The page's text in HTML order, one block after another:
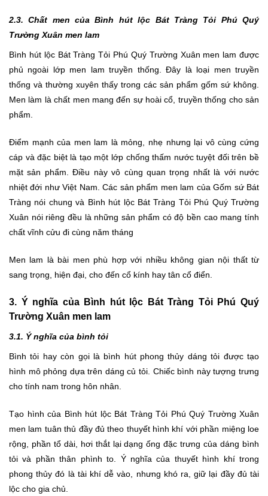
2.3. Chất men của Bình hút lộc Bát Tràng Tỏi Phú Quý
Trường Xuân men lam
Bình hút lộc Bát Tràng Tỏi Phú Quý Trường Xuân men lam được
phủ ngoài lớp men lam truyền thống. Đây là loại men truyền
thống và thường xuyên thấy trong các sản phẩm gốm sứ không.
Men làm là chất men mang đến sự hoài cổ, truyền thống cho sản
phẩm.
Điểm mạnh của men lam là mỏng, nhẹ nhưng lại vô cùng cứng
cáp và đặc biệt là tạo một lớp chống thấm nước tuyệt đối trên bề
mặt sản phẩm. Điều này vô cùng quan trọng nhất là với nước
nhiệt đới như Việt Nam. Các sản phẩm men lam của Gốm sứ Bát
Tràng nói chung và Bình hút lộc Bát Tràng Tỏi Phú Quý Trường
Xuân nói riêng đều là những sản phẩm có độ bền cao mang tính
chất vĩnh cửu đi cùng năm tháng
Men lam là bài men phù hợp với nhiều không gian nội thất từ
sang trọng, hiện đại, cho đến cổ kính hay tân cổ điển.
3. Ý nghĩa của Bình hút lộc Bát Tràng Tỏi Phú Quý
Trường Xuân men lam
3.1. Ý nghĩa của bình tỏi
Bình tỏi hay còn gọi là bình hút phong thủy dáng tỏi được tạo
hình mô phỏng dựa trên dáng củ tỏi. Chiếc bình này tượng trưng
cho tính nam trong hôn nhân.
Tạo hình của Bình hút lộc Bát Tràng Tỏi Phú Quý Trường Xuân
men lam tuân thủ đầy đủ theo thuyết hình khí với phần miệng loe
rộng, phần tổ dài, hơi thắt lại dạng ống đặc trưng của dáng bình
tỏi và phần thân phình to. Ý nghĩa của thuyết hình khí trong
phong thủy đó là tài khí dễ vào, nhưng khó ra, giữ lại đầy đủ tài
lộc cho gia chủ.